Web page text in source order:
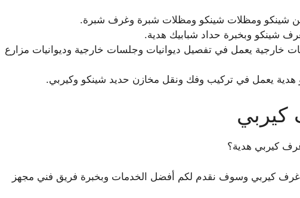
شينكو ومظلات شينكو ومظلات شبرة وغرف شبرة.
شينكو وبخبرة حداد شبابيك هدية.
خارجية يعمل في تفصيل ديوانيات وجلسات خارجية وديوانيات مزارع
هدية يعمل في تركيب وفك ونقل مخازن حديد شينكو وكيربي.
كيربي
كيربي هدية؟
كيربي وسوف نقدم لكم أفضل الخدمات وبخبرة فريق فني مجهز